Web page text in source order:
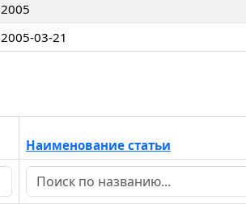
2005
2005-03-21
Наименование статьи